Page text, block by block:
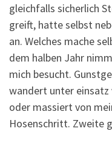
gleichfalls sicherlich
greift, hatte selbst
an. Welches mache
dem halben Jahr
mich besucht.
wandert unter einsatz
oder massiert von
Hosenschritt. Zweite